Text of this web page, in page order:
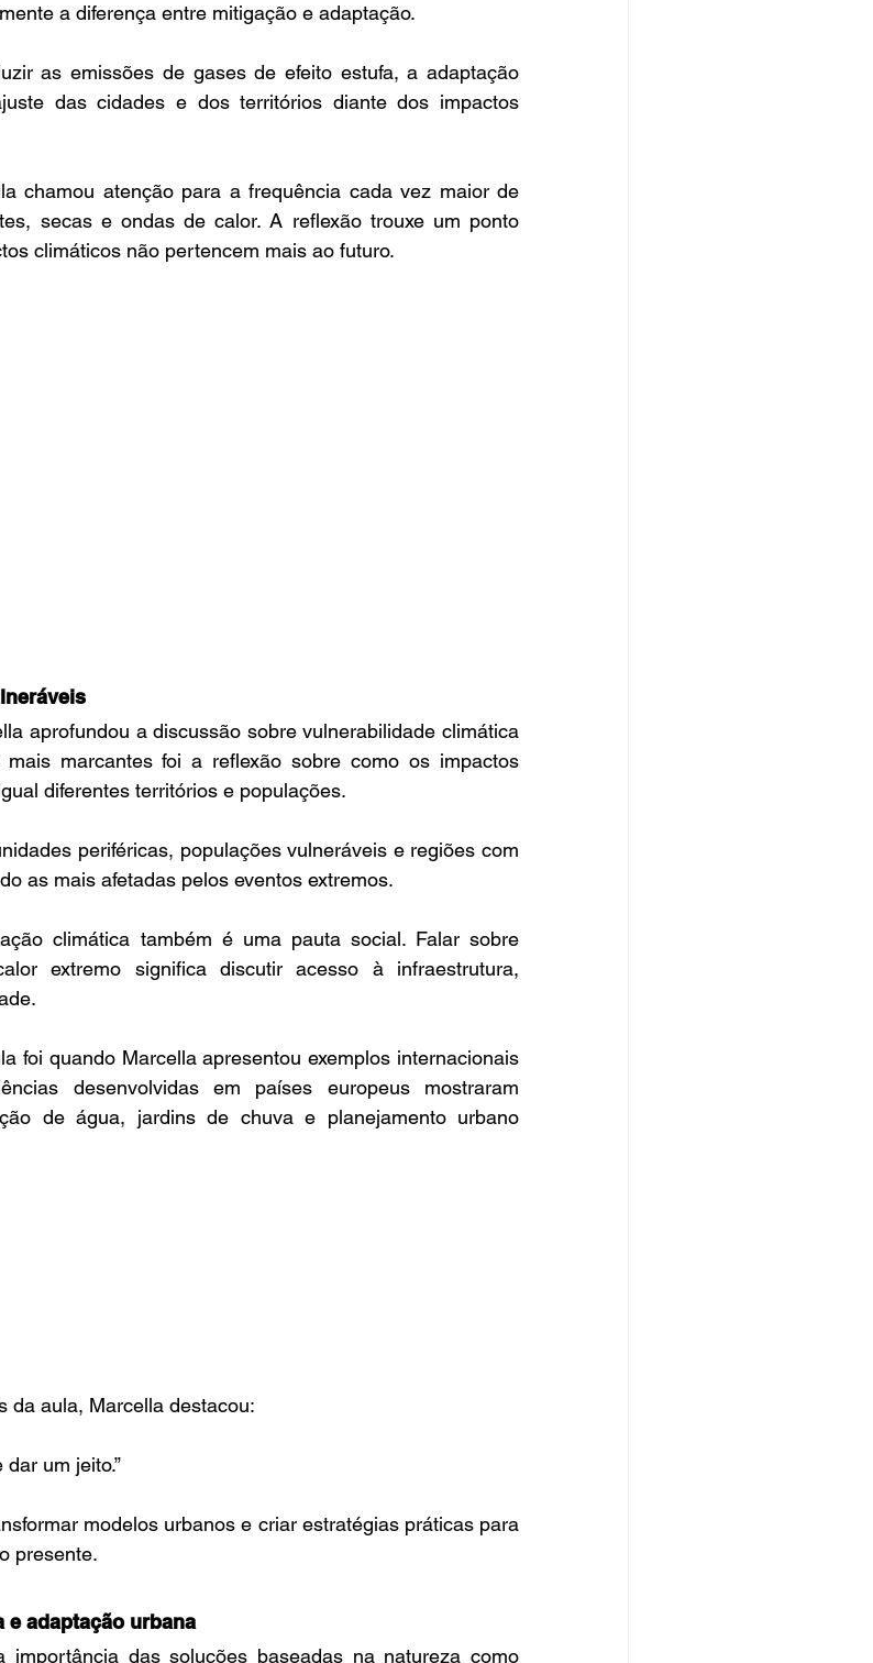
a diferença entre mitigação e adaptação.
as emissões de gases de efeito estufa, a adaptação
das cidades e dos territórios diante dos impactos
chamou atenção para a frequência cada vez maior de
secas e ondas de calor. A reflexão trouxe um ponto
climáticos não pertencem mais ao futuro.
aprofundou a discussão sobre vulnerabilidade climática
marcantes foi a reflexão sobre como os impactos
diferentes territórios e populações.
periféricas, populações vulneráveis e regiões com
as mais afetadas pelos eventos extremos.
climática também é uma pauta social. Falar sobre
extremo significa discutir acesso à infraestrutura,
foi quando Marcella apresentou exemplos internacionais
desenvolvidas em países europeus mostraram
de água, jardins de chuva e planejamento urbano
da aula, Marcella destacou:
um jeito.”
modelos urbanos e criar estratégias práticas para
presente.
e adaptação urbana
das soluções baseadas na natureza como